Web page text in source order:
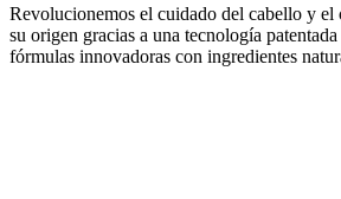
Revolucionemos el cuidado del cabello y el
su origen gracias a una tecnología
fórmulas innovadoras con ingredientes